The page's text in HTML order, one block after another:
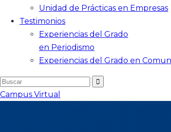
Unidad de Prácticas en Empresas
Testimonios
Experiencias del Grado
en Periodismo
Experiencias del Grado en
Campus Virtual